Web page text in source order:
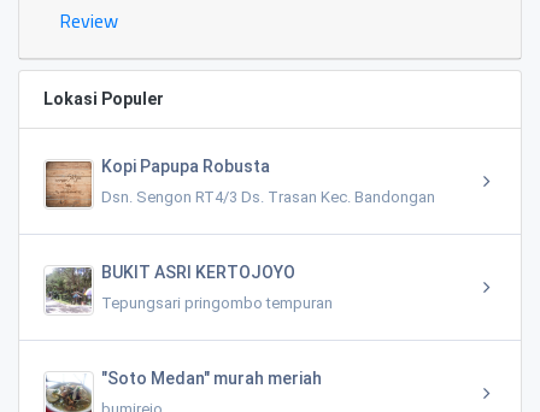
Review
Lokasi Populer
Kopi Papupa Robusta
Dsn. Sengon RT4/3 Ds. Trasan Kec. Bandongan
BUKIT ASRI KERTOJOYO
Tepungsari pringombo tempuran
"Soto Medan" murah meriah